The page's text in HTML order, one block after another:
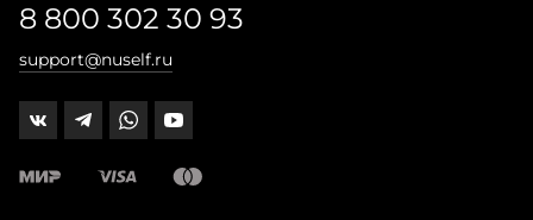
8 800 302 30 93
support@nuself.ru